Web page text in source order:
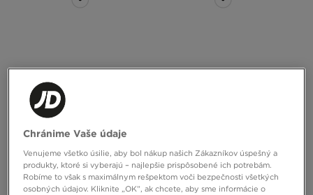
ASICS GEL-1130
100,00 €
Chránime Vaše údaje
Venujeme všetko úsilie, aby bol nákup našich Zákazníkov úspešný a
produkty, ktoré si vyberajú – najlepšie prispôsobené ich potrebám.
Robíme to však s maximálnym rešpektom voči bezpečnosti všetkých
osobných údajov. Kliknite „OK”, ak chcete, aby sme informácie o